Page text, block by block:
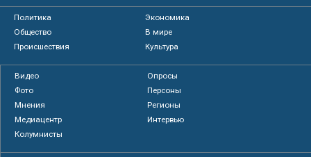
Политика
Экономика
Общество
В мире
Происшествия
Культура
Видео
Опросы
Фото
Персоны
Мнения
Регионы
Медиацентр
Интервью
Колумнисты